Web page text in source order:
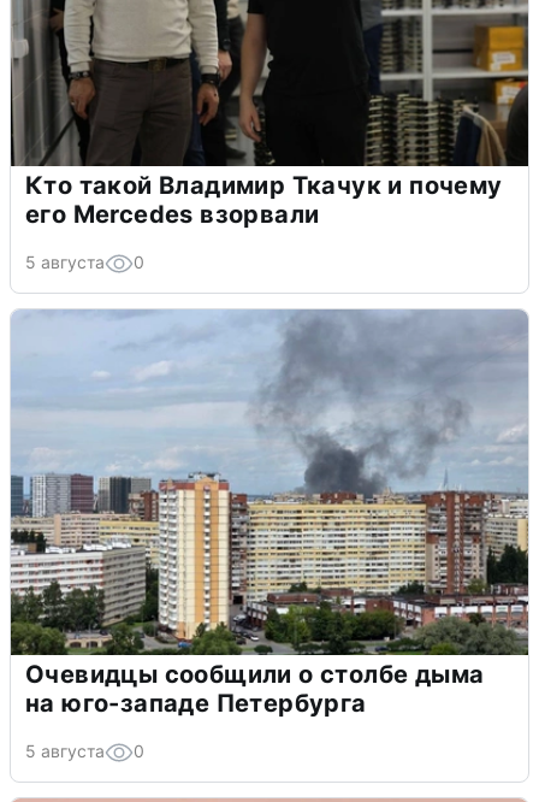
Кто такой Владимир Ткачук и почему
его Mercedes взорвали
5 августа 0
Очевидцы сообщили о столбе дыма
на юго-западе Петербурга
5 августа 0